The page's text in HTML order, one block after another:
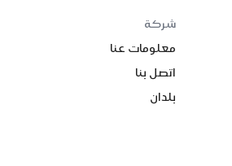
شركة
معلومات عنا
اتصل بنا
بلدان